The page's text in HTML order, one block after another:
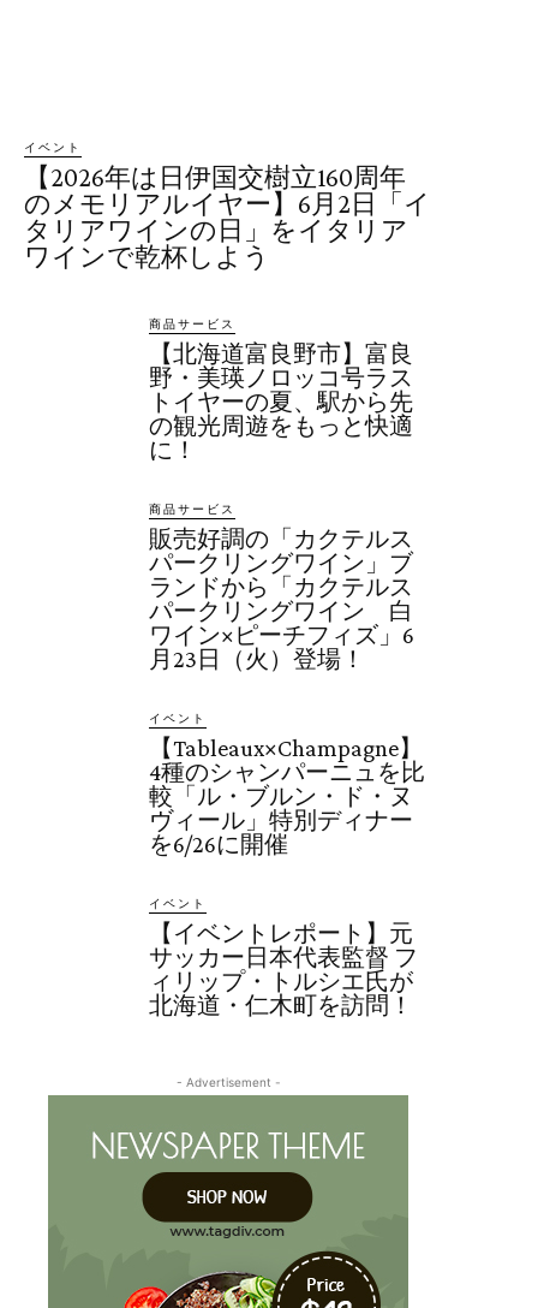
イベント
【2026年は日伊国交樹立160周年
のメモリアルイヤー】6月2日「イ
タリアワインの日」をイタリア
ワインで乾杯しよう
商品サービス
【北海道富良野市】富良
野・美瑛ノロッコ号ラス
トイヤーの夏、駅から先
の観光周遊をもっと快適
に！
商品サービス
販売好調の「カクテルス
パークリングワイン」ブ
ランドから「カクテルス
パークリングワイン 白
ワイン×ピーチフィズ」6
月23日（火）登場！
イベント
【Tableaux×Champagne】
4種のシャンパーニュを比
較「ル・ブルン・ド・ヌ
ヴィール」特別ディナー
を6/26に開催
イベント
【イベントレポート】元
サッカー日本代表監督 フ
ィリップ・トルシエ氏が
北海道・仁木町を訪問！
- Advertisement -